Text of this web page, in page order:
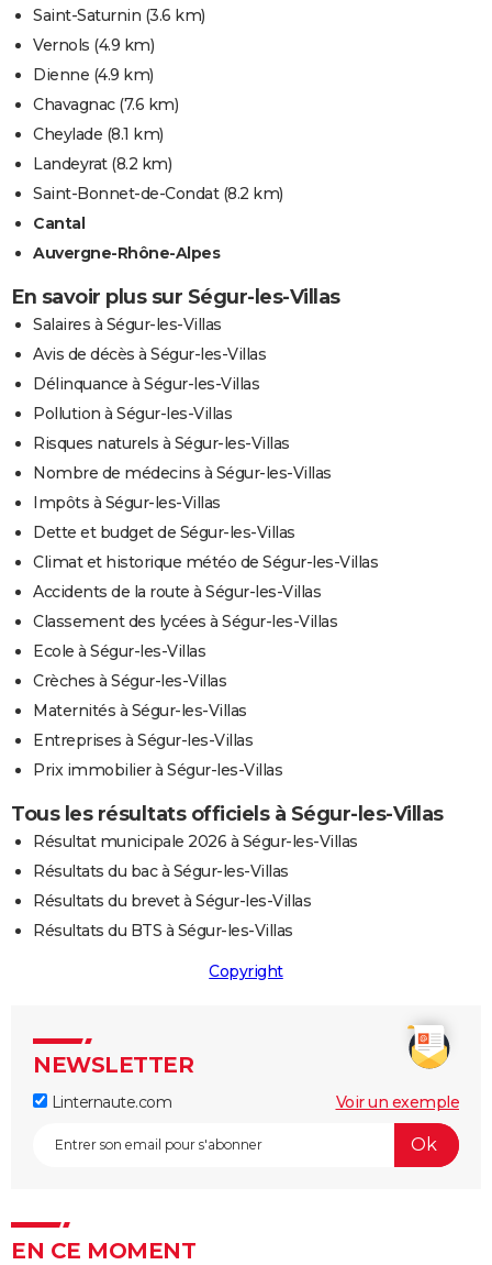
Saint-Saturnin (3.6 km)
Vernols (4.9 km)
Dienne (4.9 km)
Chavagnac(7.6 km)
Cheylade (8.1 km)
Landeyrat(8.2 km)
Saint-Bonnet-de-Condat(8.2 km)
Cantal
Auvergne-Rhône-Alpes
En savoir plus sur Ségur-les-Villas
Salaires à Ségur-les-Villas
Avis de décès à Ségur-les-Villas
Délinquance à Ségur-les-Villas
Pollution à Ségur-les-Villas
Risques naturels à Ségur-les-Villas
Nombre de médecins à Ségur-les-Villas
Impôts à Ségur-les-Villas
Dette et budget de Ségur-les-Villas
Climat et historique météo de Ségur-les-Villas
Accidents de la route à Ségur-les-Villas
Classement des lycées à Ségur-les-Villas
Ecole à Ségur-les-Villas
Crèches à Ségur-les-Villas
Maternités à Ségur-les-Villas
Entreprises à Ségur-les-Villas
Prix immobilier à Ségur-les-Villas
Tous les résultats officiels à Ségur-les-Villas
Résultat municipale 2026 à Ségur-les-Villas
Résultats du bac à Ségur-les-Villas
Résultats du brevet à Ségur-les-Villas
Résultats du BTS à Ségur-les-Villas
Copyright
NEWSLETTER
Linternaute.com Voir un exemple
EN CE MOMENT